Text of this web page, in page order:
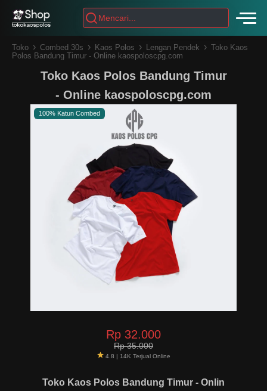
Toko › Combed 30s › Kaos Polos › Lengan Pendek › Toko Kaos
Polos Bandung Timur - Online kaospoloscpg.com
Toko Kaos Polos Bandung Timur
- Online kaospoloscpg.com
100% Katun Combed
Rp 32.000
Rp 35.000
4.8 | 14K Terjual Online
Toko Kaos Polos Bandung Timur - Onlin